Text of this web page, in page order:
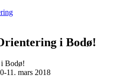
i Bodø!
Bodø!
11. mars 2018